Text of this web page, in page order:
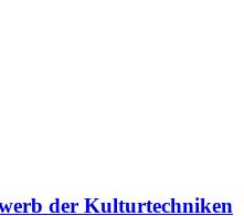
der Kulturtechniken